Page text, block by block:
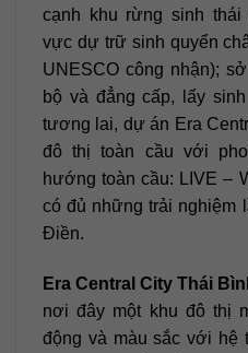
cạnh khu rừng sinh thái
vực dự trữ sinh quyển
UNESCO công nhận);
bộ và đẳng cấp, lấy
tương lai, dự án Era
đô thị toàn cầu với
hướng toàn cầu: LIVE –
có đủ những trải nghiệm
Điền.
Era Central City Thái
nơi đây một khu đô thị
động và màu sắc với hệ